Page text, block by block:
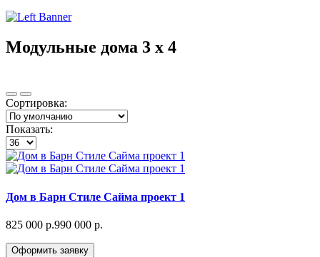
Модульные дома 3 х 4
Сортировка:
Показать:
Дом в Барн Cтиле Сайма проект 1
825 000 р.990 000 р.
Оформить заявку